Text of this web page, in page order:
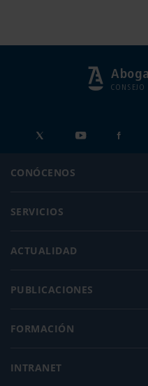
CONÓCENOS
SERVICIOS
ACTUALIDAD
PUBLICACIONES
FORMACIÓN
INTRANET